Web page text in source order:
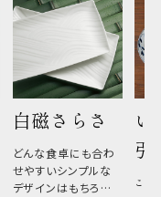
白磁さらさ
どんな食卓にも合わ
せやすいシンプルな
デザインはもちろん、
い
こひ